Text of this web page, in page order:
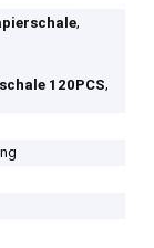
,
120PCS,